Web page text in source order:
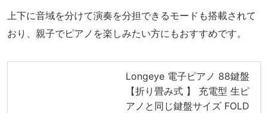
上下に音域を分けて演奏を分担できるモードも搭載されて
おり、親子でピアノを楽しみたい方にもおすすめです。
Longeye 電子ピアノ 88鍵盤
【折り畳み式 】 充電型 生ピ
アノと同じ鍵盤サイズ FOLD